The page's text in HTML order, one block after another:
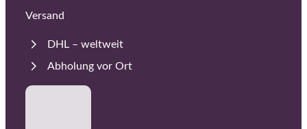
Versand
DHL – weltweit
Abholung vor Ort